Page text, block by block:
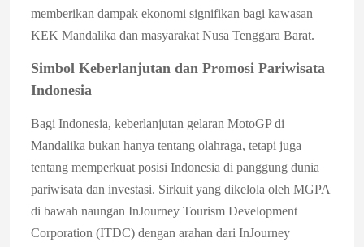
memberikan dampak ekonomi signifikan bagi kawasan
KEK Mandalika dan masyarakat Nusa Tenggara Barat.
Simbol Keberlanjutan dan Promosi Pariwisata
Indonesia
Bagi Indonesia, keberlanjutan gelaran MotoGP di
Mandalika bukan hanya tentang olahraga, tetapi juga
tentang memperkuat posisi Indonesia di panggung dunia
pariwisata dan investasi. Sirkuit yang dikelola oleh MGPA
di bawah naungan InJourney Tourism Development
Corporation (ITDC) dengan arahan dari InJourney